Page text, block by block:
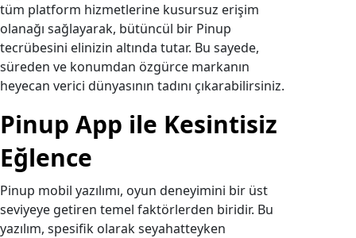
tüm platform hizmetlerine kusursuz erişim
olanağı sağlayarak, bütüncül bir Pinup
tecrübesini elinizin altında tutar. Bu sayede,
süreden ve konumdan özgürce markanın
heyecan verici dünyasının tadını çıkarabilirsiniz.
Pinup App ile Kesintisiz
Eğlence
Pinup mobil yazılımı, oyun deneyimini bir üst
seviyeye getiren temel faktörlerden biridir. Bu
yazılım, spesifik olarak seyahatteyken